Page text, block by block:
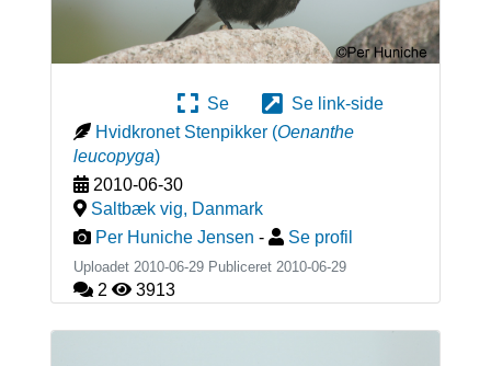
Se
Se link-side
Hvidkronet Stenpikker (Oenanthe
leucopyga)
2010-06-30
Saltbæk vig, Danmark
Per Huniche Jensen - Se profil
Uploadet 2010-06-29 Publiceret 2010-06-29
2 3913